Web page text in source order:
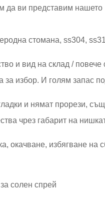
да ви представим нашето
стомана, ss304,
и вид на склад / повече
за избор. И голям запас
и нямат прорези,
чрез габарит на
окачване, избягване на
солен спрей